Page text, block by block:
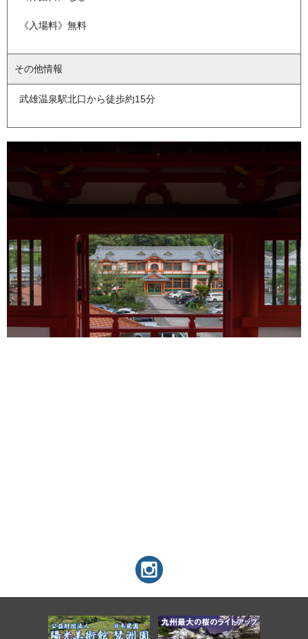
《入場料》無料
その他情報
武雄温泉駅北口から徒歩約15分